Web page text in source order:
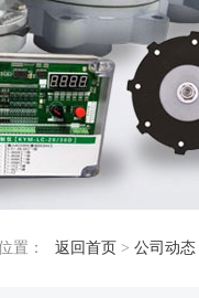
置： 返回首页 > 公司动态